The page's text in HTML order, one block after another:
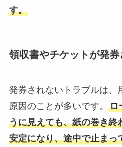
す。
領収書やチケットが発
発券されないトラブルは、
原因のことが多いです。 ロ
うに見えても、紙の巻き終
安定になり、途中で止まっ